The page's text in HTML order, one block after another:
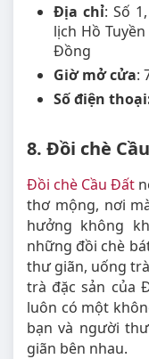
Địa chỉ: Số
lịch Hồ
Đồng
Giờ mở cửa:
Số điện
8. Đồi chè
Đồi chè Cầu Đất
thơ mộng, nơi
hưởng không
những đồi chè
thư giãn, uống
trà đặc sản của
luôn có một
bạn và người
giãn bên nhau.